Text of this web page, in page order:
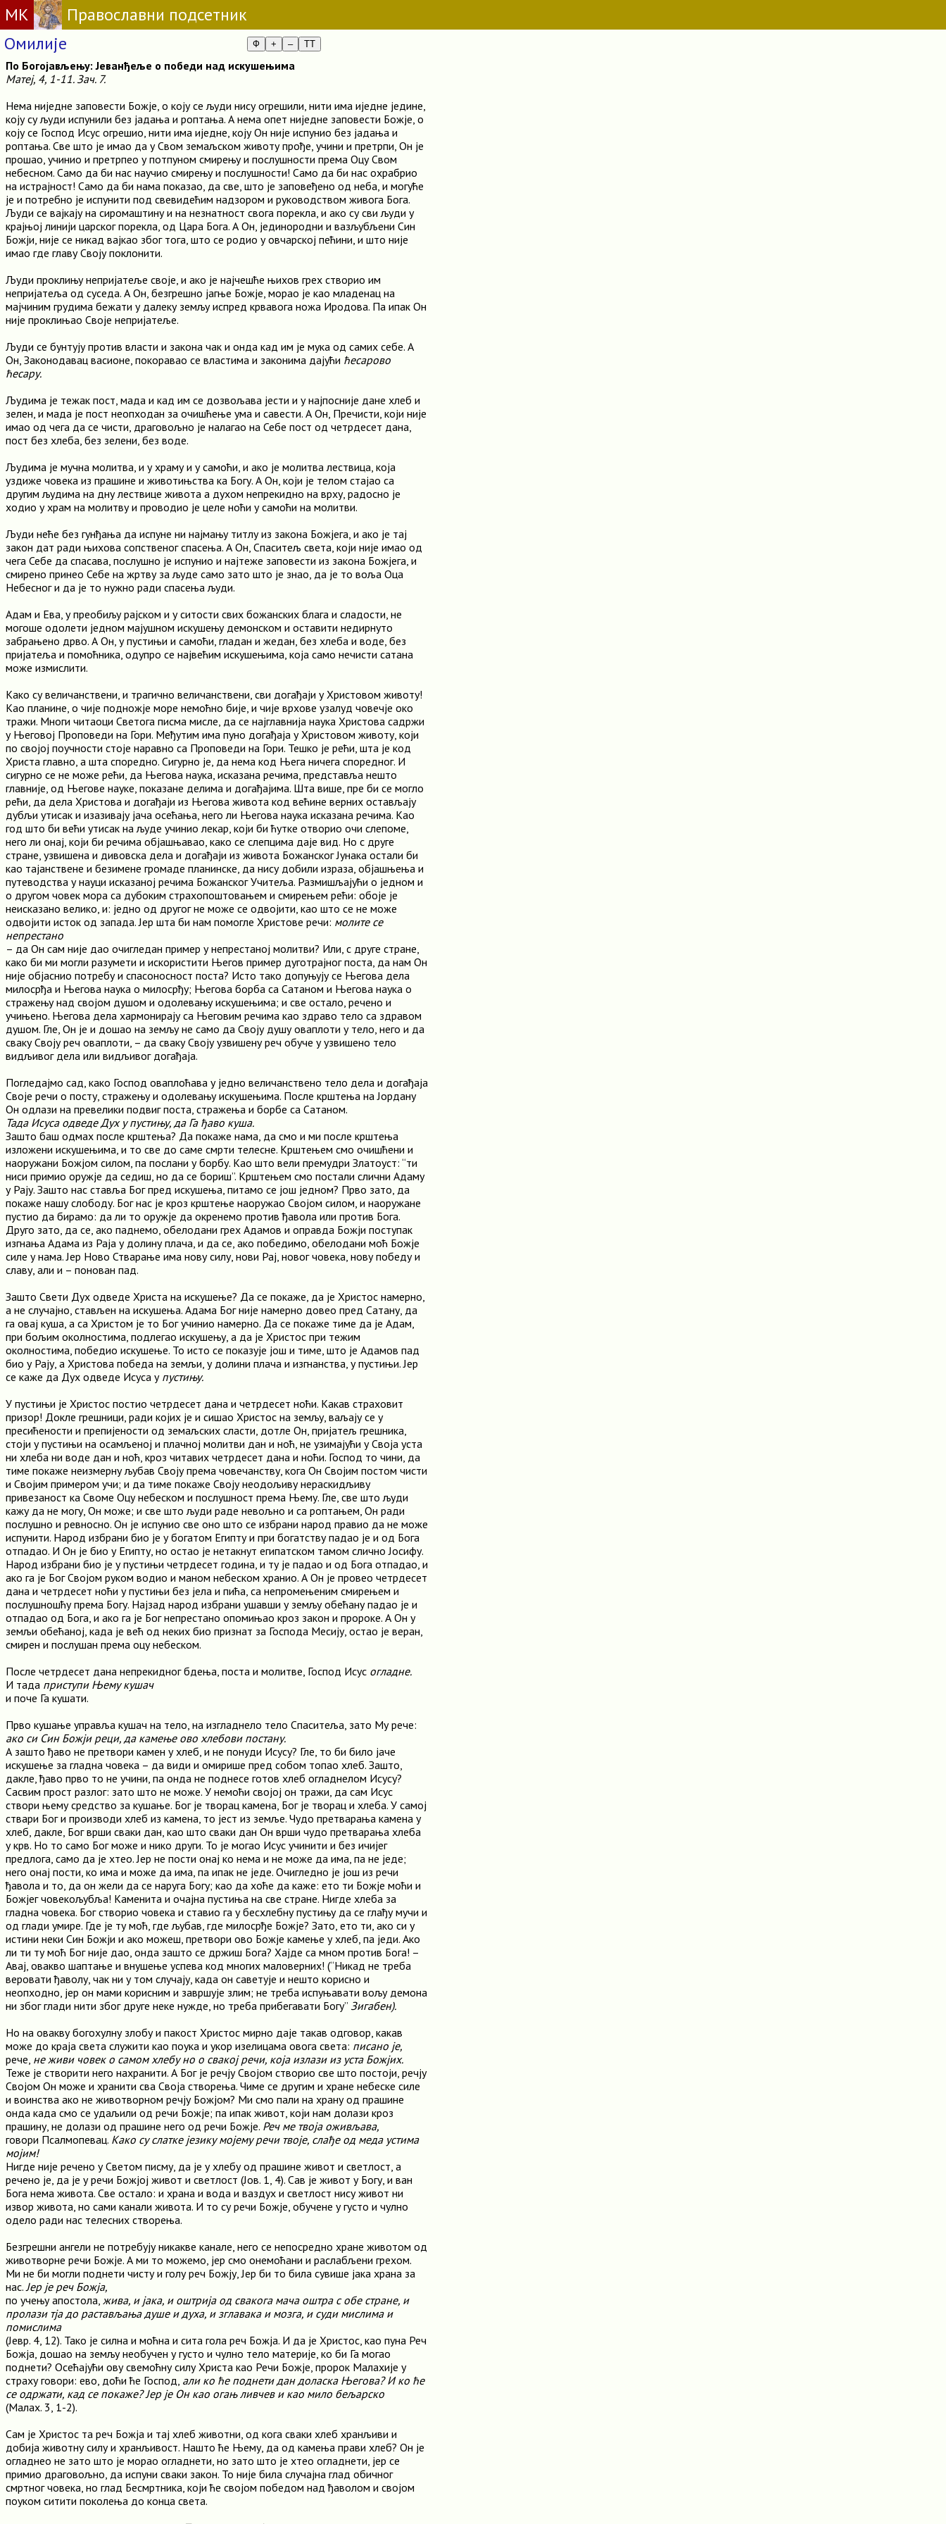
МК
Православни подсетник
Омилије
Ф + – TT
По Богојављењу: Јеванђеље о победи над искушењима
Матеј, 4, 1-11. Зач. 7.
Нема ниједне заповести Божје, о коју се људи нису огрешили, нити има иједне једине,
коју су људи испунили без јадања и роптања. А нема опет ниједне заповести Божје, о
коју се Господ Исус огрешио, нити има иједне, коју Он није испунио без јадања и
роптања. Све што је имао да у Свом земаљском животу прође, учини и претрпи, Он је
прошао, учинио и претрпео у потпуном смирењу и послушности према Оцу Свом
небесном. Само да би нас научио смирењу и послушности! Само да би нас охрабрио
на истрајност! Само да би нама показао, да све, што је заповеђено од неба, и могуће
је и потребно је испунити под свевидећим надзором и руководством живога Бога.
Људи се вајкају на сиромаштину и на незнатност свога порекла, и ако су сви људи у
крајњој линији царског порекла, од Цара Бога. А Он, јединородни и вазљубљени Син
Божји, није се никад вајкао због тога, што се родио у овчарској пећини, и што није
имао где главу Своју поклонити.
Људи проклињу непријатеље своје, и ако је најчешће њихов грех створио им
непријатеља од суседа. А Он, безгрешно јагње Божје, морао је као младенац на
мајчиним грудима бежати у далеку земљу испред крвавога ножа Иродова. Па ипак Он
није проклињао Своје непријатеље.
Људи се бунтују против власти и закона чак и онда кад им је мука од самих себе. А
Он, Законодавац васионе, покоравао се властима и законима дајући ћесарово
ћесару.
Људима је тежак пост, мада и кад им се дозвољава јести и у најпосније дане хлеб и
зелен, и мада је пост неопходан за очишћење ума и савести. А Он, Пречисти, који није
имао од чега да се чисти, драговољно је налагао на Себе пост од четрдесет дана,
пост без хлеба, без зелени, без воде.
Људима је мучна молитва, и у храму и у самоћи, и ако је молитва лествица, која
уздиже човека из прашине и животињства ка Богу. А Он, који је телом стајао са
другим људима на дну лествице живота а духом непрекидно на врху, радосно је
ходио у храм на молитву и проводио је целе ноћи у самоћи на молитви.
Људи неће без гунђања да испуне ни најмању титлу из закона Божјега, и ако је тај
закон дат ради њихова сопственог спасења. А Он, Спаситељ света, који није имао од
чега Себе да спасава, послушно је испунио и најтеже заповести из закона Божјега, и
смирено принео Себе на жртву за људе само зато што је знао, да је то воља Оца
Небесног и да је то нужно ради спасења људи.
Адам и Ева, у преобиљу рајском и у ситости свих божанских блага и сладости, не
могоше одолети једном мајушном искушењу демонском и оставити недирнуто
забрањено дрво. А Он, у пустињи и самоћи, гладан и жедан, без хлеба и воде, без
пријатеља и помоћника, одупро се највећим искушењима, која само нечисти сатана
може измислити.
Како су величанствени, и трагично величанствени, сви догађаји у Христовом животу!
Као планине, о чије подножје море немоћно бије, и чије врхове узалуд човечје око
тражи. Многи читаоци Светога писма мисле, да се најглавнија наука Христова садржи
у Његовој Проповеди на Гори. Међутим има пуно догађаја у Христовом животу, који
по својој поучности стоје наравно са Проповеди на Гори. Тешко је рећи, шта је код
Христа главно, а шта споредно. Сигурно је, да нема код Њега ничега споредног. И
сигурно се не може рећи, да Његова наука, исказана речима, представља нешто
главније, од Његове науке, показане делима и догађајима. Шта више, пре би се могло
рећи, да дела Христова и догађаји из Његова живота код већине верних остављају
дубљи утисак и изазивају јача осећања, него ли Његова наука исказана речима. Као
год што би већи утисак на људе учинио лекар, који би ћутке отворио очи слепоме,
него ли онај, који би речима објашњавао, како се слепцима даје вид. Но с друге
стране, узвишена и дивовска дела и догађаји из живота Божанског Јунака остали би
као тајанствене и безимене громаде планинске, да нису добили израза, објашњења и
путеводства у науци исказаној речима Божанског Учитеља. Размишљајући о једном и
о другом човек мора са дубоким страхопоштовањем и смирењем рећи: обоје је
неисказано велико, и: једно од другог не може се одвојити, као што се не може
одвојити исток од запада. Јер шта би нам помогле Христове речи: молите се
непрестано
– да Он сам није дао очигледан пример у непрестаној молитви? Или, с друге стране,
како би ми могли разумети и искористити Његов пример дуготрајног поста, да нам Он
није објаснио потребу и спасоносност поста? Исто тако допуњују се Његова дела
милосрђа и Његова наука о милосрђу; Његова борба са Сатаном и Његова наука о
стражењу над својом душом и одолевању искушењима; и све остало, речено и
учињено. Његова дела хармонирају са Његовим речима као здраво тело са здравом
душом. Гле, Он је и дошао на земљу не само да Своју душу оваплоти у тело, него и да
сваку Своју реч оваплоти, – да сваку Своју узвишену реч обуче у узвишено тело
видљивог дела или видљивог догађаја.
Погледајмо сад, како Господ оваплоћава у једно величанствено тело дела и догађаја
Своје речи о посту, стражењу и одолевању искушењима. После крштења на Јордану
Он одлази на превелики подвиг поста, стражења и борбе са Сатаном.
Тада Исуса одведе Дух у пустињу, да Га ђаво куша.
Зашто баш одмах после крштења? Да покаже нама, да смо и ми после крштења
изложени искушењима, и то све до саме смрти телесне. Крштењем смо очишћени и
наоружани Божјом силом, па послани у борбу. Као што вели премудри Златоуст: “ти
ниси примио оружје да седиш, но да се бориш”. Крштењем смо постали слични Адаму
у Рају. Зашто нас ставља Бог пред искушења, питамо се још једном? Прво зато, да
покаже нашу слободу. Бог нас је кроз крштење наоружао Својом силом, и наоружане
пустио да бирамо: да ли то оружје да окренемо против ђавола или против Бога.
Друго зато, да се, ако паднемо, обелодани грех Адамов и оправда Божји поступак
изгнања Адама из Раја у долину плача, и да се, ако победимо, обелодани моћ Божје
силе у нама. Јер Ново Стварање има нову силу, нови Рај, новог човека, нову победу и
славу, али и – понован пад.
Зашто Свети Дух одведе Христа на искушење? Да се покаже, да је Христос намерно,
а не случајно, стављен на искушења. Адама Бог није намерно довео пред Сатану, да
га овај куша, а са Христом је то Бог учинио намерно. Да се покаже тиме да је Адам,
при бољим околностима, подлегао искушењу, а да је Христос при тежим
околностима, победио искушење. То исто се показује још и тиме, што је Адамов пад
био у Рају, а Христова победа на земљи, у долини плача и изгнанства, у пустињи. Јер
се каже да Дух одведе Исуса у пустињу.
У пустињи је Христос постио четрдесет дана и четрдесет ноћи. Какав страховит
призор! Докле грешници, ради којих је и сишао Христос на земљу, ваљају се у
пресићености и препијености од земаљских сласти, дотле Он, пријатељ грешника,
стоји у пустињи на осамљеној и плачној молитви дан и ноћ, не узимајући у Своја уста
ни хлеба ни воде дан и ноћ, кроз читавих четрдесет дана и ноћи. Господ то чини, да
тиме покаже неизмерну љубав Своју према човечанству, кога Он Својим постом чисти
и Својим примером учи; и да тиме покаже Своју неодољиву нераскидљиву
привезаност ка Своме Оцу небеском и послушност према Њему. Гле, све што људи
кажу да не могу, Он може; и све што људи раде невољно и са роптањем, Он ради
послушно и ревносно. Он је испунио све оно што се избрани народ правио да не може
испунити. Народ избрани био је у богатом Египту и при богатству падао је и од Бога
отпадао. И Он је био у Египту, но остао је нетакнут египатском тамом слично Јосифу.
Народ избрани био је у пустињи четрдесет година, и ту је падао и од Бога отпадао, и
ако га је Бог Својом руком водио и маном небеском хранио. А Он је провео четрдесет
дана и четрдесет ноћи у пустињи без јела и пића, са непромењеним смирењем и
послушношћу према Богу. Најзад народ избрани ушавши у земљу обећану падао је и
отпадао од Бога, и ако га је Бог непрестано опомињао кроз закон и пророке. А Он у
земљи обећаној, када је већ од неких био признат за Господа Месију, остао је веран,
смирен и послушан према оцу небеском.
После четрдесет дана непрекидног бдења, поста и молитве, Господ Исус огладне.
И тада приступи Њему кушач
и поче Га кушати.
Прво кушање управља кушач на тело, на изгладнело тело Спаситеља, зато Му рече:
ако си Син Божји реци, да камење ово хлебови постану.
А зашто ђаво не претвори камен у хлеб, и не понуди Исусу? Гле, то би било јаче
искушење за гладна човека – да види и омирише пред собом топао хлеб. Зашто,
дакле, ђаво прво то не учини, па онда не поднесе готов хлеб огладнелом Исусу?
Сасвим прост разлог: зато што не може. У немоћи својој он тражи, да сам Исус
створи њему средство за кушање. Бог је творац камена, Бог је творац и хлеба. У самој
ствари Бог и производи хлеб из камена, то јест из земље. Чудо претварања камена у
хлеб, дакле, Бог врши сваки дан, као што сваки дан Он врши чудо претварања хлеба
у крв. Но то само Бог може и нико други. То је могао Исус учинити и без ичијег
предлога, само да је хтео. Јер не пости онај ко нема и не може да има, па не једе;
него онај пости, ко има и може да има, па ипак не једе. Очигледно је још из речи
ђавола и то, да он жели да се наруга Богу; као да хоће да каже: ето ти Божје моћи и
Божјег човекољубља! Каменита и очајна пустиња на све стране. Нигде хлеба за
гладна човека. Бог створио човека и ставио га у бесхлебну пустињу да се глађу мучи и
од глади умире. Где је ту моћ, где љубав, где милосрђе Божје? Зато, ето ти, ако си у
истини неки Син Божји и ако можеш, претвори ово Божје камење у хлеб, па једи. Ако
ли ти ту моћ Бог није дао, онда зашто се држиш Бога? Хајде са мном против Бога! –
Авај, овакво шаптање и внушење успева код многих маловерних! (“Никад не треба
веровати ђаволу, чак ни у том случају, када он саветује и нешто корисно и
неопходно, јер он мами корисним и завршује злим; не треба испуњавати вољу демона
ни због глади нити због друге неке нужде, но треба прибегавати Богу” Зигабен).
Но на овакву богохулну злобу и пакост Христос мирно даје такав одговор, какав
може до краја света служити као поука и укор изелицама овога света: писано је,
рече, не живи човек о самом хлебу но о свакој речи, која излази из уста Божјих.
Теже је створити него нахранити. А Бог је речју Својом створио све што постоји, речју
Својом Он може и хранити сва Своја створења. Чиме се другим и хране небеске силе
и воинства ако не животворном речју Божјом? Ми смо пали на храну од прашине
онда када смо се удаљили од речи Божје; па ипак живот, који нам долази кроз
прашину, не долази од прашине него од речи Божје. Реч ме твоја оживљава,
говори Псалмопевац. Како су слатке језику мојему речи твоје, слађе од меда устима
мојим!
Нигде није речено у Светом писму, да је у хлебу од прашине живот и светлост, а
речено је, да је у речи Божјој живот и светлост (Јов. 1, 4). Сав је живот у Богу, и ван
Бога нема живота. Све остало: и храна и вода и ваздух и светлост нису живот ни
извор живота, но сами канали живота. И то су речи Божје, обучене у густо и чулно
одело ради нас телесних створења.
Безгрешни ангели не потребују никакве канале, него се непосредно хране животом од
животворне речи Божје. А ми то можемо, јер смо онемоћани и раслабљени грехом.
Ми не би могли поднети чисту и голу реч Божју, Јер би то била сувише јака храна за
нас.Јер је реч Божја,
по учењу апостола, жива, и јака, и оштрија од свакога мача оштра с обе стране, и
пролази тја до растављања душе и духа, и зглавака и мозга, и суди мислима и
помислима
(Јевр. 4, 12). Тако је силна и моћна и сита гола реч Божја. И да је Христос, као пуна Реч
Божја, дошао на земљу необучен у густо и чулно тело материје, ко би Га могао
поднети? Осећајући ову свемоћну силу Христа као Речи Божје, пророк Малахије у
страху говори: ево, доћи ће Господ, али ко ће поднети дан доласка Његова? И ко ће
се одржати, кад се покаже? Јер је Он као огањ ливчев и као мило бељарско
(Малах. 3, 1-2).
Сам је Христос та реч Божја и тај хлеб животни, од кога сваки хлеб хранљиви и
добија животну силу и хранљивост. Нашто ће Њему, да од камења прави хлеб? Он је
огладнео не зато што је морао огладнети, но зато што је хтео огладнети, јер се
примио драговољно, да испуни сваки закон. То није била случајна глад обичног
смртног човека, но глад Бесмртника, који ће својом победом над ђаволом и својом
поуком ситити поколења до конца света.